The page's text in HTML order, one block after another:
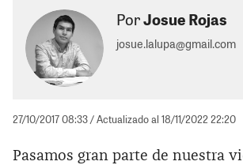
PorJosue Rojas
josue.lalupa@gmail.com
27/10/2017 08:33/ Actualizado al 18/11/2022 22:20
Pasamos gran parte de nuestra